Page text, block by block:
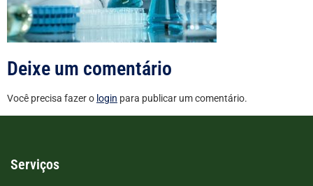
Deixe um comentário
Você precisa fazer o login para publicar um comentário.
Serviços